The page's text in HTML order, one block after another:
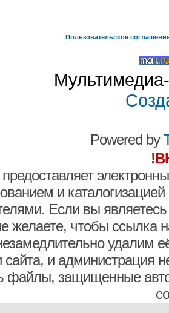
Пользовательское
Powered by
и
Если вы являетесь
желаете, чтобы ссылка
удалим
и администрация
файлы, защищенные